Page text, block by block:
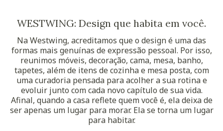
WESTWING: Design que habita em você.
Na Westwing, acreditamos que o design é uma das
formas mais genuínas de expressão pessoal. Por isso,
reunimos móveis, decoração, cama, mesa, banho,
tapetes, além de itens de cozinha e mesa posta, com
uma curadoria pensada para acolher a sua rotina e
evoluir junto com cada novo capítulo de sua vida.
Afinal, quando a casa reflete quem você é, ela deixa de
ser apenas um lugar para morar. Ela se torna um lugar
para habitar.